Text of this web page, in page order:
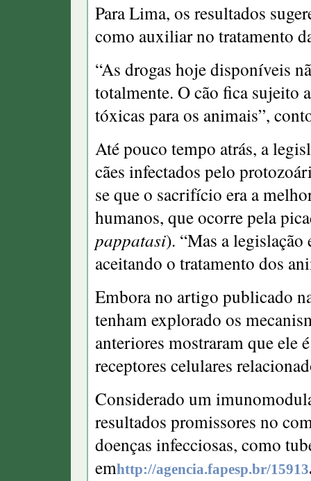
Para Lima, os resultados
como auxiliar no tratamento
“As drogas hoje disponíveis
totalmente. O cão fica sujeito
tóxicas para os animais”,
Até pouco tempo atrás, a
cães infectados pelo
se que o sacrifício era a
humanos, que ocorre pela
pappatasi). “Mas a
aceitando o tratamento dos
Embora no artigo publicado
tenham explorado os
anteriores mostraram que ele
receptores celulares
Considerado um
resultados promissores no
doenças infecciosas, como
emhttp://agencia.fapesp.br/15913